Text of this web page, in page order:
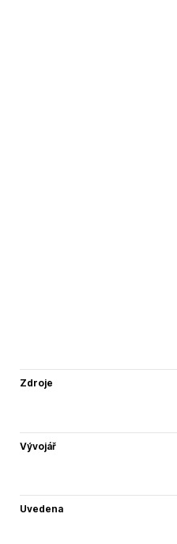
Zdroje
Vývojář
Uvedena